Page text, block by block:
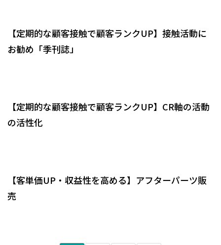
【定期的な顧客接触で顧客ランクUP】接触活動に
お勧め「季刊誌」
【定期的な顧客接触で顧客ランクUP】CR軸の活動
の活性化
【客単価UP・収益性を高める】アフターパーツ販
売